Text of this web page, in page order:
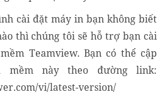
cài đặt máy in bạn không biết
thì chúng tôi sẽ hỗ trợ bạn cài
Teamview. Bạn có thể cập
này theo đường link:
vi/latest-version/